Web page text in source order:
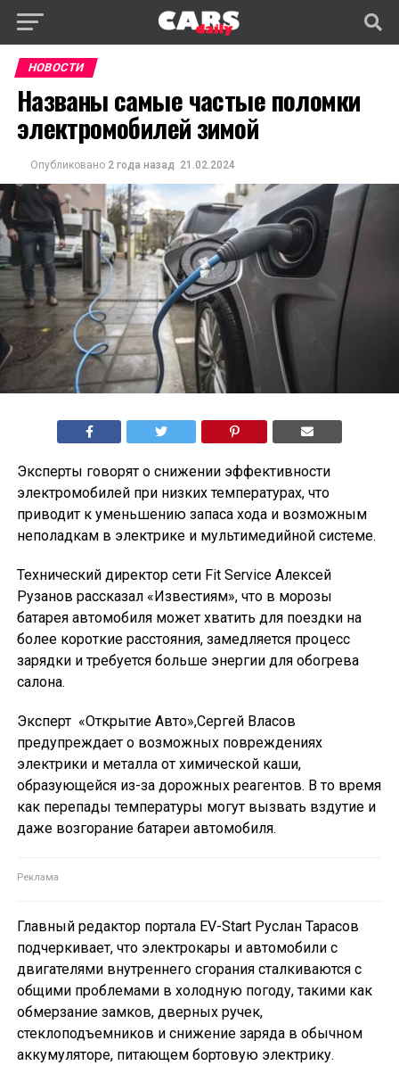
НОВОСТИ
Названы самые частые поломки
электромобилей зимой
Опубликовано 2 года назад 21.02.2024
Эксперты говорят о снижении эффективности
электромобилей при низких температурах, что
приводит к уменьшению запаса хода и возможным
неполадкам в электрике и мультимедийной системе.
Технический директор сети Fit Service Алексей
Рузанов рассказал «Известиям», что в морозы
батарея автомобиля может хватить для поездки на
более короткие расстояния, замедляется процесс
зарядки и требуется больше энергии для обогрева
салона.
Эксперт «Открытие Авто»,Сергей Власов
предупреждает о возможных повреждениях
электрики и металла от химической каши,
образующейся из-за дорожных реагентов. В то время
как перепады температуры могут вызвать вздутие и
даже возгорание батареи автомобиля.
Главный редактор портала EV-Start Руслан Тарасов
подчеркивает, что электрокары и автомобили с
двигателями внутреннего сгорания сталкиваются с
общими проблемами в холодную погоду, такими как
обмерзание замков, дверных ручек,
стеклоподъемников и снижение заряда в обычном
аккумуляторе, питающем бортовую электрику.